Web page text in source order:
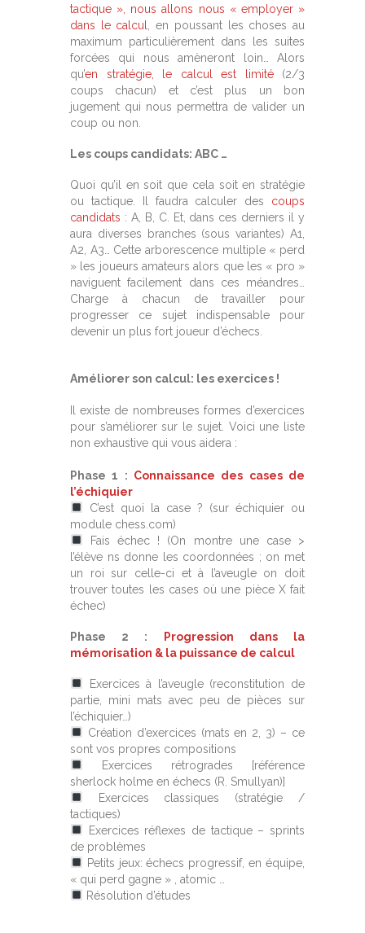
tactique », nous allons nous « employer »
dans le calcul
, en poussant les choses au
maximum particulièrement dans les suites
forcées qui nous amèneront loin… Alors
qu’en stratégie, le calcul est limité(2/3
coups chacun) et c’est plus un bon
jugement qui nous permettra de valider un
coup ou non.
Les coups candidats: ABC …
Quoi qu’il en soit que cela soit en stratégie
ou tactique. Il faudra calculer des coups
candidats : A, B, C. Et, dans ces derniers il y
aura diverses branches (sous variantes) A1,
A2, A3… Cette arborescence multiple « perd
» les joueurs amateurs alors que les « pro »
naviguent facilement dans ces méandres…
Charge à chacun de travailler pour
progresser ce sujet indispensable pour
devenir un plus fort joueur d’échecs.
Améliorer son calcul: les exercices !
Il existe de nombreuses formes d’exercices
pour s’améliorer sur le sujet. Voici une liste
non exhaustive qui vous aidera :
Phase 1 : Connaissance des cases de
l’échiquier
C’est quoi la case ? (sur échiquier ou
module chess.com)
Fais échec ! (On montre une case >
l’élève ns donne les coordonnées ; on met
un roi sur celle-ci et à l’aveugle on doit
trouver toutes les cases où une pièce X fait
échec)
Phase 2 :
Progression dans la
mémorisation & la puissance de calcul
Exercices à l’aveugle (reconstitution de
partie, mini mats avec peu de pièces sur
l’échiquier…)
Création d’exercices (mats en 2, 3) – ce
sont vos propres compositions
Exercices rétrogrades [référence
sherlock holme en échecs (R. Smullyan)]
Exercices classiques (stratégie /
tactiques)
Exercices réflexes de tactique – sprints
de problèmes
Petits jeux: échecs progressif, en équipe,
« qui perd gagne » , atomic …
Résolution d’études